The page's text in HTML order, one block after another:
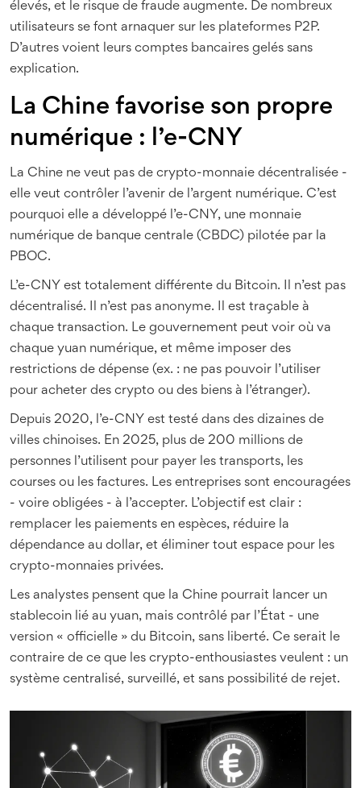
élevés, et le risque de fraude augmente. De nombreux
utilisateurs se font arnaquer sur les plateformes P2P.
D’autres voient leurs comptes bancaires gelés sans
explication.
La Chine favorise son propre
numérique : l’e-CNY
La Chine ne veut pas de crypto-monnaie décentralisée -
elle veut contrôler l’avenir de l’argent numérique. C’est
pourquoi elle a développé l’e-CNY, une monnaie
numérique de banque centrale (CBDC) pilotée par la
PBOC.
L’e-CNY est totalement différente du Bitcoin. Il n’est pas
décentralisé. Il n’est pas anonyme. Il est traçable à
chaque transaction. Le gouvernement peut voir où va
chaque yuan numérique, et même imposer des
restrictions de dépense (ex. : ne pas pouvoir l’utiliser
pour acheter des crypto ou des biens à l’étranger).
Depuis 2020, l’e-CNY est testé dans des dizaines de
villes chinoises. En 2025, plus de 200 millions de
personnes l’utilisent pour payer les transports, les
courses ou les factures. Les entreprises sont encouragées
- voire obligées - à l’accepter. L’objectif est clair :
remplacer les paiements en espèces, réduire la
dépendance au dollar, et éliminer tout espace pour les
crypto-monnaies privées.
Les analystes pensent que la Chine pourrait lancer un
stablecoin lié au yuan, mais contrôlé par l’État - une
version « officielle » du Bitcoin, sans liberté. Ce serait le
contraire de ce que les crypto-enthousiastes veulent : un
système centralisé, surveillé, et sans possibilité de rejet.